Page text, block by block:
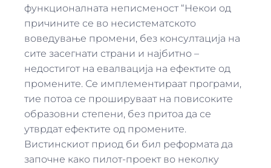
функционалната неписменост “Некои од
причините се во несистематското
воведување промени, без консултација на
сите засегнати страни и најбитно –
недостигот на евалвација на ефектите од
промените. Се имплементираат програми,
тие потоа се прошируваат на повисоките
образовни степени, без притоа да се
утврдат ефектите од промените.
Вистинскиот приод би бил реформата да
започне како пилот-проект во неколку